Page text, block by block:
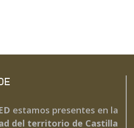
estamos presentes en la
del territorio de Castilla